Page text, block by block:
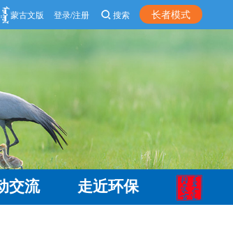
蒙古文版 登录/注册 搜索 长者模式
交流 走近环保